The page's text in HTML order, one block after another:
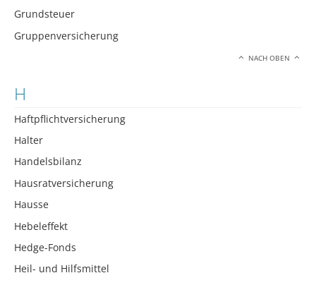
Grundsteuer
Gruppenversicherung
NACH OBEN
H
Haftpflichtversicherung
Halter
Handelsbilanz
Hausratversicherung
Hausse
Hebeleffekt
Hedge-Fonds
Heil- und Hilfsmittel